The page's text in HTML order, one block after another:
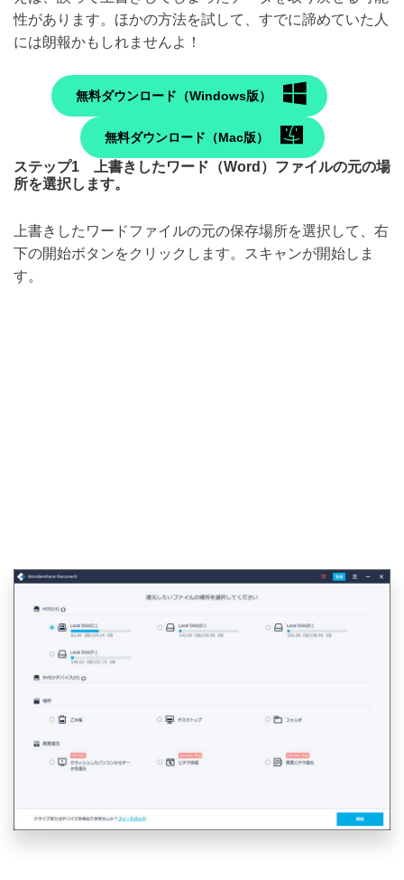
性があります。ほかの方法を試して、すでに諦めていた人
には朗報かもしれませんよ！
無料ダウンロード（Windows版）
無料ダウンロード（Mac版）
ステップ1 上書きしたワード（Word）ファイルの元の場
所を選択します。
上書きしたワードファイルの元の保存場所を選択して、右
下の開始ボタンをクリックします。スキャンが開始しま
す。